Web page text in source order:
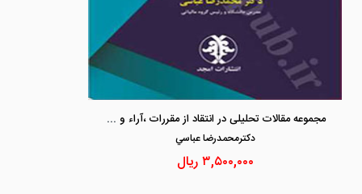
مجموعه مقالات تحلیلی در انتقاد از مقررات ،آراء و بخشنامه های مالیاتی جلد1
دكترمحمدرضا عباسي
۳,۵۰۰,۰۰۰ریال